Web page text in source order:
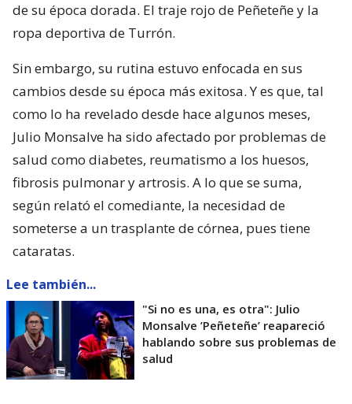
de su época dorada. El traje rojo de Peñeteñe y la
ropa deportiva de Turrón.
Sin embargo, su rutina estuvo enfocada en sus
cambios desde su época más exitosa. Y es que, tal
como lo ha revelado desde hace algunos meses,
Julio Monsalve ha sido afectado por problemas de
salud como diabetes, reumatismo a los huesos,
fibrosis pulmonar y artrosis. A lo que se suma,
según relató el comediante, la necesidad de
someterse a un trasplante de córnea, pues tiene
cataratas.
Lee también...
"Si no es una, es otra": Julio
Monsalve ’Peñeteñe’ reapareció
hablando sobre sus problemas de
salud